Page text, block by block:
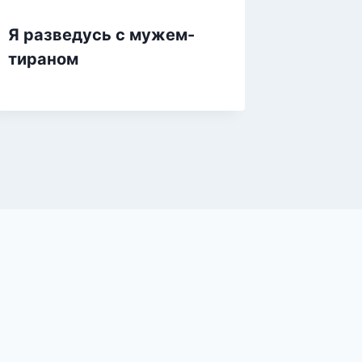
Я разведусь с мужем-
тираном